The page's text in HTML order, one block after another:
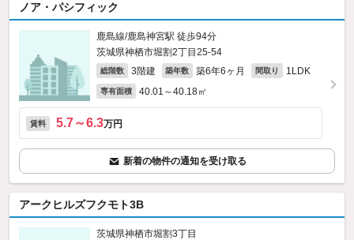
ノア・パシフィック
鹿島線/鹿島神宮駅 徒歩94分
茨城県神栖市堀割2丁目25-54
総階数 3階建 築年数 築6年6ヶ月 間取り 1LDK
専有面積 40.01～40.18㎡
賃料 5.7～6.3万円
新着の物件の通知を受け取る
アークヒルズフクモト3B
茨城県神栖市堀割3丁目